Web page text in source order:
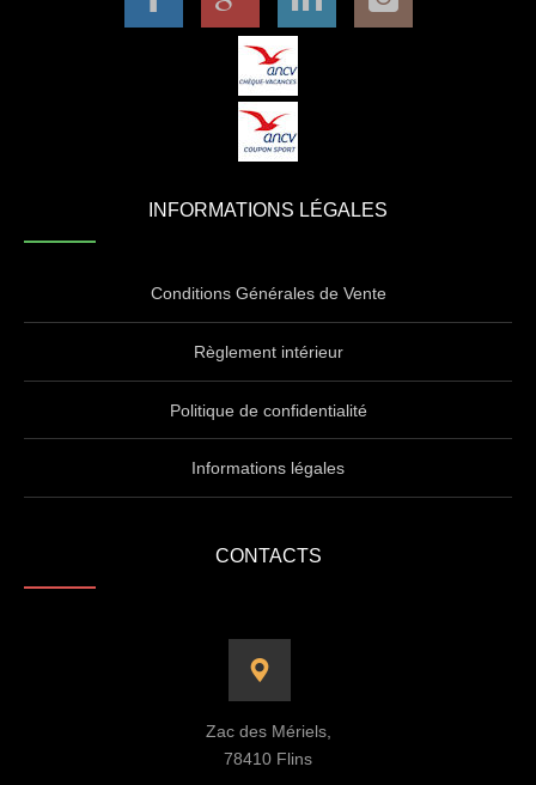
INFORMATIONS LÉGALES
Conditions Générales de Vente
Règlement intérieur
Politique de confidentialité
Informations légales
CONTACTS
Zac des Mériels,
78410 Flins